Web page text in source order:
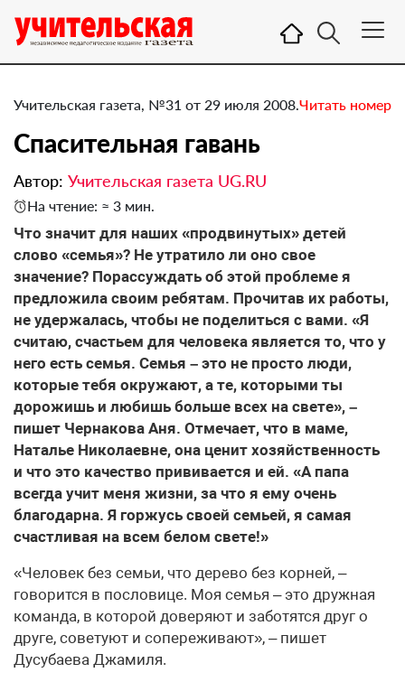
Учительская газета, №31 от 29 июля 2008.Читать номер
Спасительная гавань
Автор: Учительская газета UG.RU
На чтение: ≈ 3 мин.
Что значит для наших «продвинутых» детей
слово «семья»? Не утратило ли оно свое
значение? Порассуждать об этой проблеме я
предложила своим ребятам. Прочитав их работы,
не удержалась, чтобы не поделиться с вами. «Я
считаю, счастьем для человека является то, что у
него есть семья. Семья – это не просто люди,
которые тебя окружают, а те, которыми ты
дорожишь и любишь больше всех на свете», –
пишет Чернакова Аня. Отмечает, что в маме,
Наталье Николаевне, она ценит хозяйственность
и что это качество прививается и ей. «А папа
всегда учит меня жизни, за что я ему очень
благодарна. Я горжусь своей семьей, я самая
счастливая на всем белом свете!»
«Человек без семьи, что дерево без корней, –
говорится в пословице. Моя семья – это дружная
команда, в которой доверяют и заботятся друг о
друге, советуют и сопереживают», – пишет
Дусубаева Джамиля.